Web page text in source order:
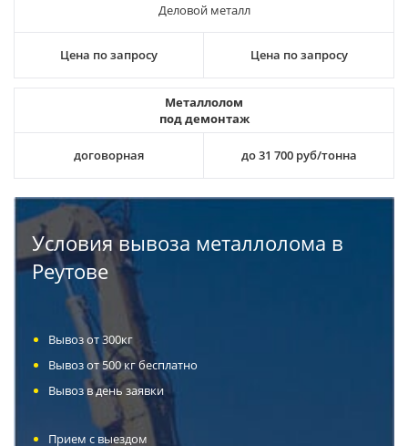
Деловой металл
Цена по запросу Цена по запросу
Металлолом
под демонтаж
договорная до 31 700 руб/тонна
Условия вывоза металлолома в
Реутове
Вывоз от 300кг
Вывоз от 500 кг бесплатно
Вывоз в день заявки
Прием с выездом